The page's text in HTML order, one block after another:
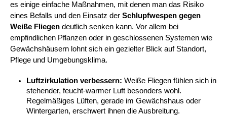
es einige einfache Maßnahmen, mit denen man das Risiko
eines Befalls und den Einsatz der Schlupfwespen gegen
Weiße Fliegen deutlich senken kann. Vor allem bei
empfindlichen Pflanzen oder in geschlossenen Systemen wie
Gewächshäusern lohnt sich ein gezielter Blick auf Standort,
Pflege und Umgebungsklima.
Luftzirkulation verbessern: Weiße Fliegen fühlen sich in
stehender, feucht-warmer Luft besonders wohl.
Regelmäßiges Lüften, gerade im Gewächshaus oder
Wintergarten, erschwert ihnen die Ausbreitung.